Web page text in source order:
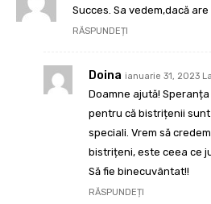
Succes. Sa vedem,dacă are
RĂSPUNDEȚI
Doina ianuarie 31, 2023
Doamne ajută!
pentru că bistrițenii
speciali. Vrem să
bistrițeni, este ceea ce
Să fie binecuvântat!!
RĂSPUNDEȚI